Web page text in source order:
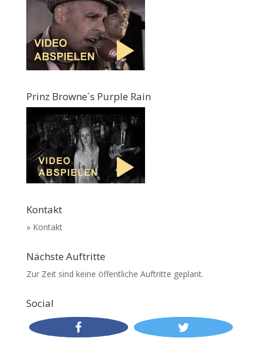
Prinz Browne´s Purple Rain
Kontakt
» Kontakt
Nächste Auftritte
Zur Zeit sind keine öffentliche Auftritte geplant.
Social